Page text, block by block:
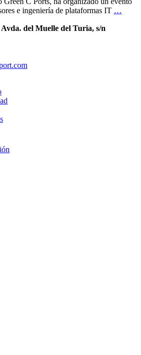
e ingeniería de plataformas IT …
del Muelle del Turia, s/n